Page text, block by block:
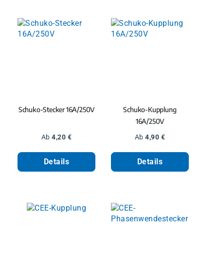
Schuko-Stecker 16A/250V
Regulärer Preis:
Ab4,20 €
Details
Schuko-Kupplung
16A/250V
Regulärer Preis:
Ab4,90 €
Details